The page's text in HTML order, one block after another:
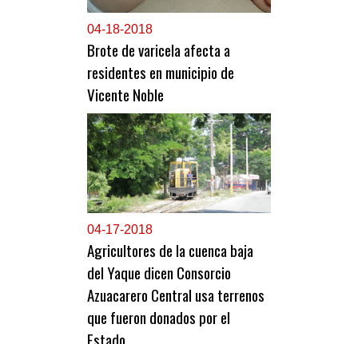
04-18-2018
Brote de varicela afecta a
residentes en municipio de
Vicente Noble
04-17-2018
Agricultores de la cuenca baja
del Yaque dicen Consorcio
Azuacarero Central usa terrenos
que fueron donados por el
Estado